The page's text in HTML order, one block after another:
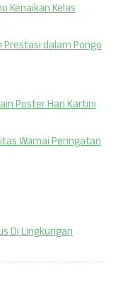
Kenaikan Kelas
Prestasi dalam Pongo
Poster Hari Kartini
Warnai Peringatan
Di Lingkungan